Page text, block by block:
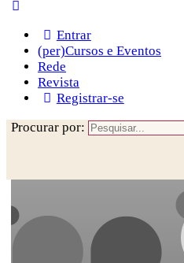
Entrar
(per)Cursos e Eventos
Rede
Revista
Registrar-se
Procurar por: